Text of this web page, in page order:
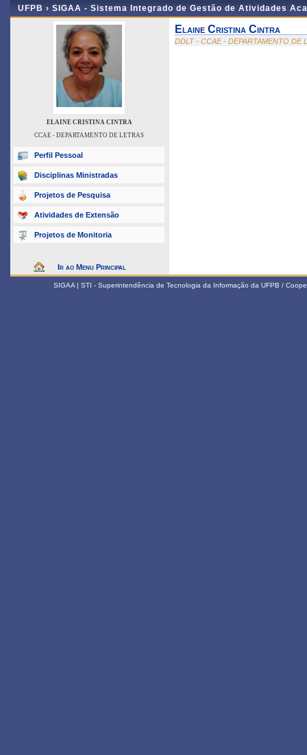
UFPB › SIGAA - Sistema Integrado de Gestão de Atividades
ELAINE CRISTINA CINTRA
CCAE - DEPARTAMENTO DE LETRAS
Perfil Pessoal
Disciplinas Ministradas
Projetos de Pesquisa
Atividades de Extensão
Projetos de Monitoria
Ir ao Menu Principal
Elaine Cristina Cintra
DDLT - CCAE - DEPARTAMENTO DE
SIGAA | STI - Superintendência de Tecnologia da Informação da UFPB /